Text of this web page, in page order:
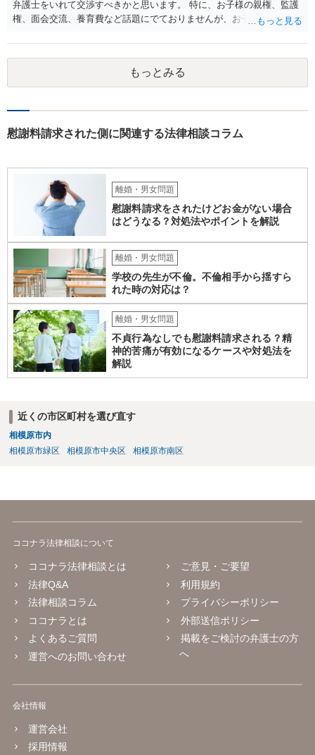
弁護士をいれて交渉すべきかと思います。 特に、お子様の親権、監護
権、面会交流、養育費など話題にでておりませんが、お子様の権利を
れを決めなかったために生じる質問がこの法律相談でも多くあげられ
ます。 一生に一度あるかないかの離婚という法律問題ですので、お近
くの弁護士事務所にご相談されることをお勧めします。
もっとみる
慰謝料請求された側に関連する法律相談コラム
離婚・男女問題
慰謝料請求をされたけどお金がない場合
はどうなる？対処法やポイントを解説
離婚・男女問題
学校の先生が不倫。不倫相手から揺すら
れた時の対応は？
離婚・男女問題
不貞行為なしでも慰謝料請求される？精
神的苦痛が有効になるケースや対処法を
解説
近くの市区町村を選び直す
相模原市内
相模原市緑区
相模原市中央区 相模原市南区
ココナラ法律相談について
ココナラ法律相談とは
法律Q&A
法律相談コラム
ココナラとは
よくあるご質問
運営へのお問い合わせ
ご意見・ご要望
利用規約
プライバシーポリシー
外部送信ポリシー
掲載をご検討の弁護士の方
へ
会社情報
運営会社
採用情報